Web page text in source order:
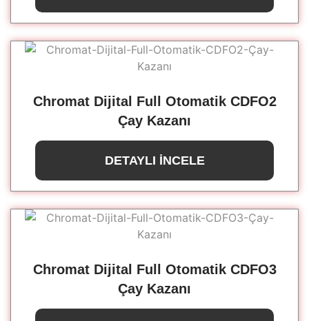
Chromat Dijital Full Otomatik CDFO2
Çay Kazanı
DETAYLI İNCELE
Chromat Dijital Full Otomatik CDFO3
Çay Kazanı